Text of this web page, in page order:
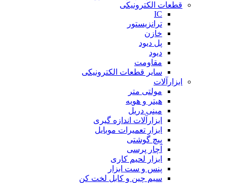
قطعات الکترونیکی
IC
ترانزیستور
خازن
پل دیود
دیود
مقاومت
سایر قطعات الکترونیکی
ابزارآلات
مولتی متر
هیتر و هویه
مینی دریل
ابزارآلات اندازه گیری
ابزار تعمیرات موبایل
پیچ گوشتی
آچار پرسی
ابزار لحیم کاری
پنس و ست ابزار
سیم چین و کابل لخت کن